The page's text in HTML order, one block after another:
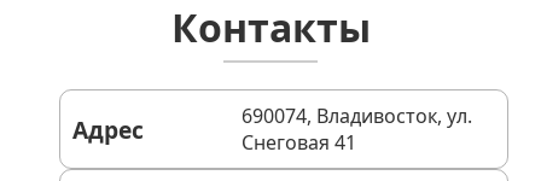
Контакты
Адрес
690074, Владивосток, ул.
Снеговая 41